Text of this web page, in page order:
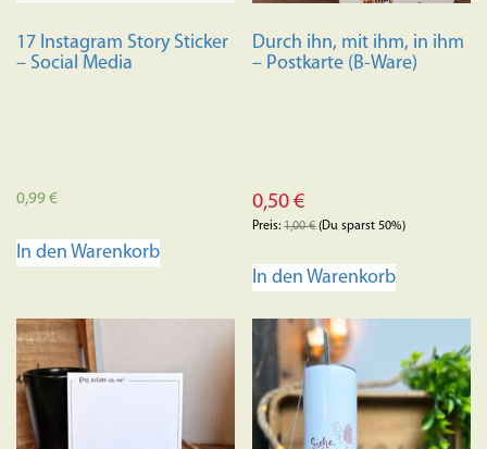
17 Instagram Story Sticker
– Social Media
0,99€
In den Warenkorb
Durch ihn, mit ihm, in ihm
– Postkarte (B-Ware)
0,50€
Preis:1,00€(Du sparst 50%)
In den Warenkorb